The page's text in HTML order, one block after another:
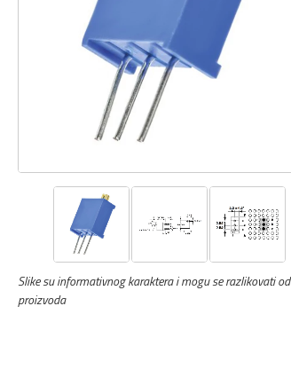
Slike su informativnog karaktera i mogu se razlikovati od
proizvoda